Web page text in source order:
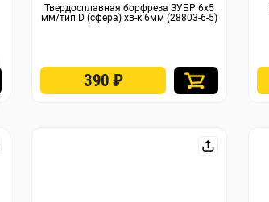
Твердосплавная борфреза ЗУБР 6х5
мм/тип D (сфера) хв-к 6мм (28803-6-5)
390₽